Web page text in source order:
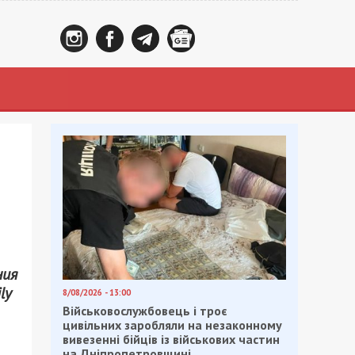
8/08/2026 - 13:00
Військовослужбовець і троє
цивільних заробляли на незаконному
вивезенні бійців із військових частин